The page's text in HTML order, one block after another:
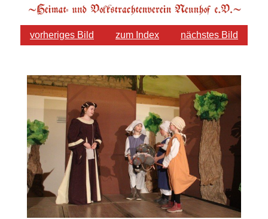
vorheriges Bild zum Index nächstes Bild